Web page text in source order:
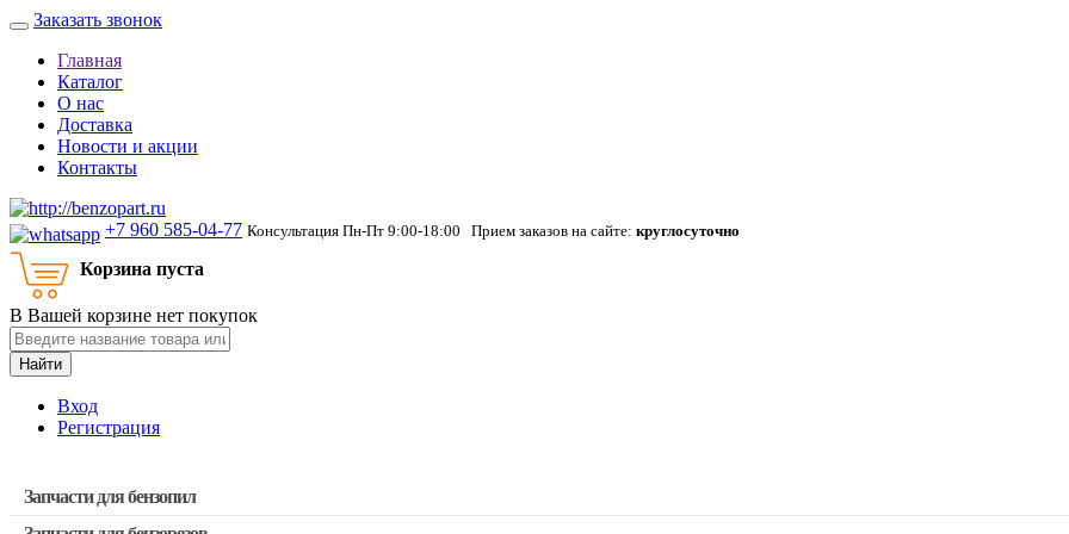
Заказать звонок
Главная
Каталог
О нас
Доставка
Новости и акции
Контакты
+7 960 585-04-77 Консультация Пн-Пт 9:00-18:00 Прием заказов на сайте: круглосуточно
Корзина пуста
В Вашей корзине нет покупок
Найти
Вход
Регистрация
Запчасти для бензопил